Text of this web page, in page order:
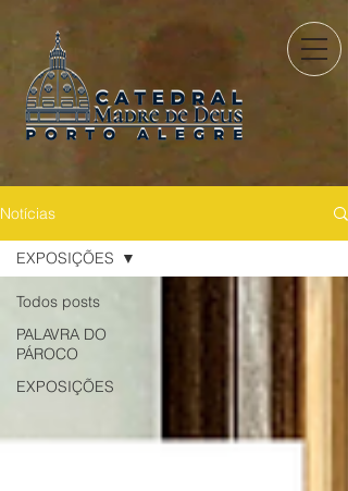
Notícias
Todos posts
PALAVRA DO
PÁROCO
EXPOSIÇÕES
EXPOSIÇÕES